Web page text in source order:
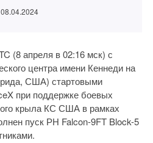
08.04.2024
(8 апреля в 02:16 мск) с
центра имени Кеннеди на
США) стартовыми
при поддержке боевых
крыла КС США в рамках
пуск РН Falcon-9FT Block-5